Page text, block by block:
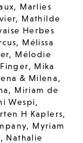
, Marlies
, Mathilde
Herbes
, Mélissa
, Mélodie
, Mika
& Milena,
, Miriam de
Wespi,
H Kaplers,
, Myriam
,Nathalie